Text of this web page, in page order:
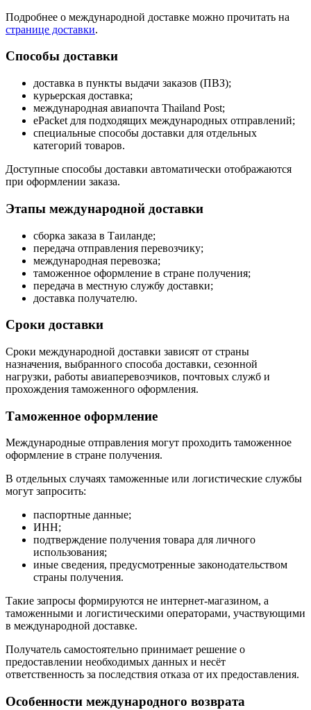
Подробнее о международной доставке можно прочитать на
странице доставки.
Способы доставки
доставка в пункты выдачи заказов (ПВЗ);
курьерская доставка;
международная авиапочта Thailand Post;
ePacket для подходящих международных отправлений;
специальные способы доставки для отдельных
категорий товаров.
Доступные способы доставки автоматически отображаются
при оформлении заказа.
Этапы международной доставки
сборка заказа в Таиланде;
передача отправления перевозчику;
международная перевозка;
таможенное оформление в стране получения;
передача в местную службу доставки;
доставка получателю.
Сроки доставки
Сроки международной доставки зависят от страны
назначения, выбранного способа доставки, сезонной
нагрузки, работы авиаперевозчиков, почтовых служб и
прохождения таможенного оформления.
Таможенное оформление
Международные отправления могут проходить таможенное
оформление в стране получения.
В отдельных случаях таможенные или логистические службы
могут запросить:
паспортные данные;
ИНН;
подтверждение получения товара для личного
использования;
иные сведения, предусмотренные законодательством
страны получения.
Такие запросы формируются не интернет-магазином, а
таможенными и логистическими операторами, участвующими
в международной доставке.
Получатель самостоятельно принимает решение о
предоставлении необходимых данных и несёт
ответственность за последствия отказа от их предоставления.
Особенности международного возврата